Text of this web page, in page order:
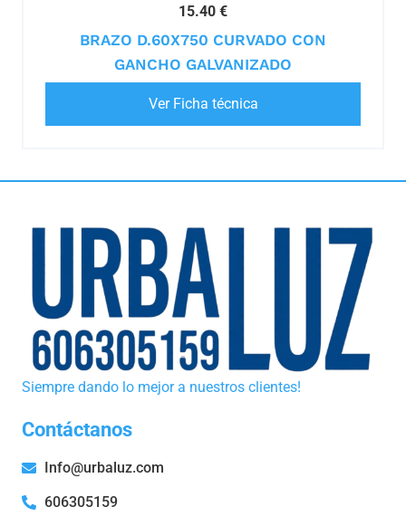
15.40 €
BRAZO D.60X750 CURVADO CON
GANCHO GALVANIZADO
Ver Ficha técnica
Siempre dando lo mejor a nuestros clientes!
Contáctanos
Info@urbaluz.com
606305159